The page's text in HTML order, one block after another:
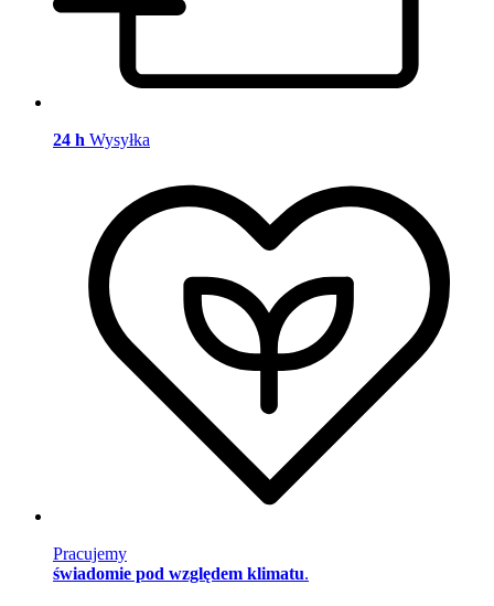
24 h Wysyłka
Pracujemy
świadomie pod względem klimatu.